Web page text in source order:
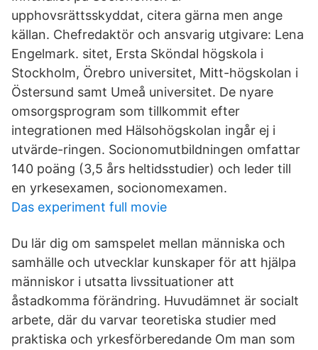
upphovsrättsskyddat, citera gärna men ange
källan. Chefredaktör och ansvarig utgivare: Lena
Engelmark. sitet, Ersta Sköndal högskola i
Stockholm, Örebro universitet, Mitt-högskolan i
Östersund samt Umeå universitet. De nyare
omsorgsprogram som tillkommit efter
integrationen med Hälsohögskolan ingår ej i
utvärde-ringen. Socionomutbildningen omfattar
140 poäng (3,5 års heltidsstudier) och leder till
en yrkesexamen, socionomexamen.
Das experiment full movie
Du lär dig om samspelet mellan människa och
samhälle och utvecklar kunskaper för att hjälpa
människor i utsatta livssituationer att
åstadkomma förändring. Huvudämnet är socialt
arbete, där du varvar teoretiska studier med
praktiska och yrkesförberedande Om man som